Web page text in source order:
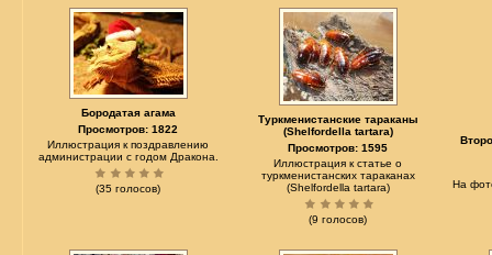
Бородатая агама
Просмотров: 1822
Иллюстрация к поздравлению
администрации с годом Дракона.
(35 голосов)
Туркменистанские тараканы
(Shelfordella tartara)
Просмотров: 1595
Иллюстрация к статье о
туркменистанских тараканах
(Shelfordella tartara)
(9 голосов)
На